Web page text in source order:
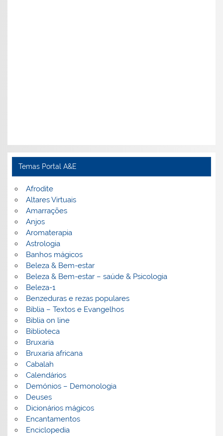
Temas Portal A&E
Afrodite
Altares Virtuais
Amarrações
Anjos
Aromaterapia
Astrologia
Banhos mágicos
Beleza & Bem-estar
Beleza & Bem-estar – saúde & Psicologia
Beleza-1
Benzeduras e rezas populares
Bíblia – Textos e Evangelhos
Biblia on line
Biblioteca
Bruxaria
Bruxaria africana
Cabalah
Calendários
Demónios – Demonologia
Deuses
Dicionários mágicos
Encantamentos
Enciclopedia